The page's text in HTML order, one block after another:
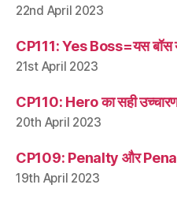
22nd April 2023
CP111: Yes Boss=यस बॉस
21st April 2023
CP110: Hero का सही
20th April 2023
CP109: Penalty और Penal
19th April 2023